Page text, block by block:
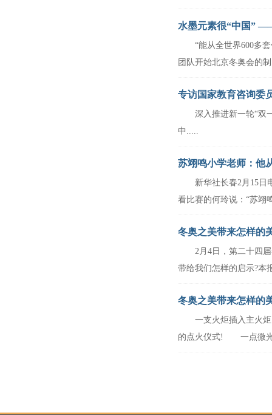
水墨元素很“中国”
“能从全世界600多套
团队开始北京冬奥会的
专访国家教育咨询委
北京师范大学教授钟
深入推进新一轮“双
中.....
苏翊鸣小学老师：他
新华社长春2月15日电
看比赛的何玲说：“苏翊
冬奥之美带来怎样的
肖向荣
2月4日，第二十四届
带给我们怎样的启示?本
冬奥之美带来怎样的
长肖向荣
一支火炬插入主火炬
的点火仪式! 一点微光